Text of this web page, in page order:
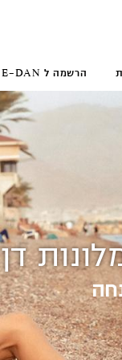
הרשמה ל E-DAN
דן